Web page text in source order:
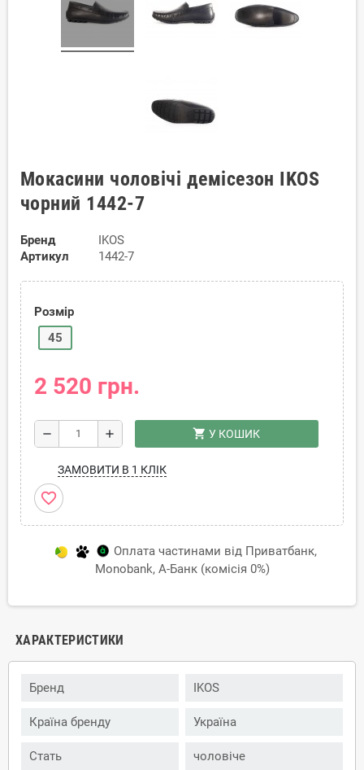
Мокасини чоловічі демісезон IKOS
чорний 1442-7
Бренд
IKOS
Артикул
1442-7
Розмір
45
2 520 грн.
remove add shopping_cart У КОШИК
ЗАМОВИТИ В 1 КЛІК
favorite_border
Оплата частинами від Приватбанк,
Monobank, А-Банк (комісія 0%)
ХАРАКТЕРИСТИКИ
Бренд IKOS
Країна бренду Україна
Стать чоловіче